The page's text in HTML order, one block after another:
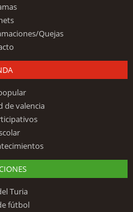
Quejas
de valencia
Turia
fútbol